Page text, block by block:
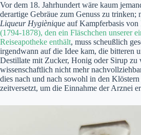
Vor dem 18. Jahrhundert wäre kaum
derartige Gebräue zum Genuss zu trinken;
Liqueur Hygiènique auf Kampferbasis von
(1794-1878), den ein Fläschchen unserer
Reiseapotheke enthält, muss scheußlich
irgendwann auf die Idee kam, die bitteren
Destillate mit Zucker, Honig oder Sirup zu
wissenschaftlich nicht mehr
dies nach und nach sowohl in den
zeitversetzt, um die Einnahme der Arznei